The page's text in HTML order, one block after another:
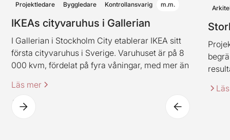
Projektledare Byggledare Kontrollansvarig m.m.
IKEAs cityvaruhus i Gallerian
I Gallerian i Stockholm City etablerar IKEA sitt
första cityvaruhus i Sverige. Varuhuset är på 8
000 kvm, fördelat på fyra våningar, med mer än
IKEAs klassiska restaurangkoncept (dock i en ny
spännande tappning).
Läs mer